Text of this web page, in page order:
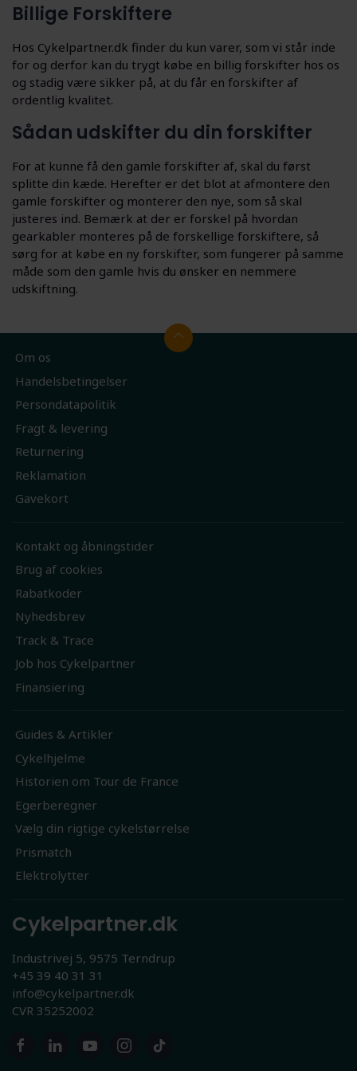
Billige Forskiftere
Hos Cykelpartner.dk finder du kun varer, som vi står inde
for og derfor kan du trygt købe en billig forskifter hos os
og stadig være sikker på, at du får en forskifter af
ordentlig kvalitet.
Sådan udskifter du din forskifter
For at kunne få den gamle forskifter af, skal du først
splitte din kæde. Herefter er det blot at afmontere den
gamle forskifter og monterer den nye, som så skal
justeres ind. Bemærk at der er forskel på hvordan
gearkabler monteres på de forskellige forskiftere, så
sørg for at købe en ny forskifter, som fungerer på samme
måde som den gamle hvis du ønsker en nemmere
udskiftning.
Om os
Handelsbetingelser
Persondatapolitik
Fragt & levering
Returnering
Reklamation
Gavekort
Kontakt og åbningstider
Brug af cookies
Rabatkoder
Nyhedsbrev
Track & Trace
Job hos Cykelpartner
Finansiering
Guides & Artikler
Cykelhjelme
Historien om Tour de France
Egerberegner
Vælg din rigtige cykelstørrelse
Prismatch
Elektrolytter
Cykelpartner.dk
Industrivej 5, 9575 Terndrup
+45 39 40 31 31
info@cykelpartner.dk
CVR 35252002